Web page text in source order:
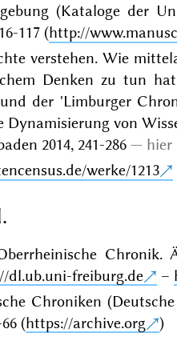
(Kataloge der
117 (http://
verstehen. Wie
Denken zu tun
der 'Limburger
von
2014, 241-286
hier
werke/1213
Chronik.
dl.ub.uni-freiburg.de –
Chroniken
(https://archive.org )